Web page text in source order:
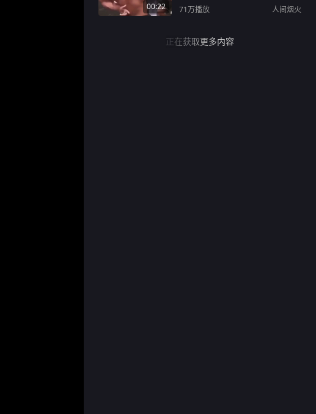
00:22 71万播放 人间烟火
正在获取更多内容